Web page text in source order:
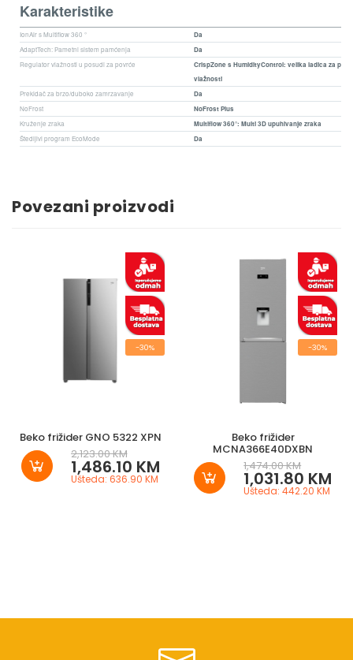
Karakteristike
IonAir s Multiflow 360 °
Da
AdaptTech: Pametni sistem pamćenja
Da
Regulator vlažnosti u posudi za povrće
CrispZone s HumidityControl: velika ladica za
vlažnosti
Prekidač za brzo/duboko zamrzavanje
Da
NoFrost
NoFrost Plus
Kruženje zraka
Multiflow 360°: Multi 3D upuhivanje zraka
Štedljivi program EcoMode
Da
Povezani proizvodi
-30%
Beko frižider GNO 5322 XPN
2,123.00 KM
1,486.10 KM
Ušteda: 636.90 KM
-30%
Beko frižider
MCNA366E40DXBN
1,474.00 KM
1,031.80 KM
Ušteda: 442.20 KM